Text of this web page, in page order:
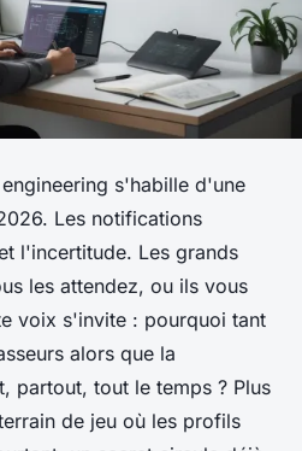
s'habille d'une
Les notifications
l'incertitude. Les grands
les attendez, ou ils vous
voix s'invite : pourquoi tant
alors que la
partout, tout le temps ? Plus
de jeu où les profils